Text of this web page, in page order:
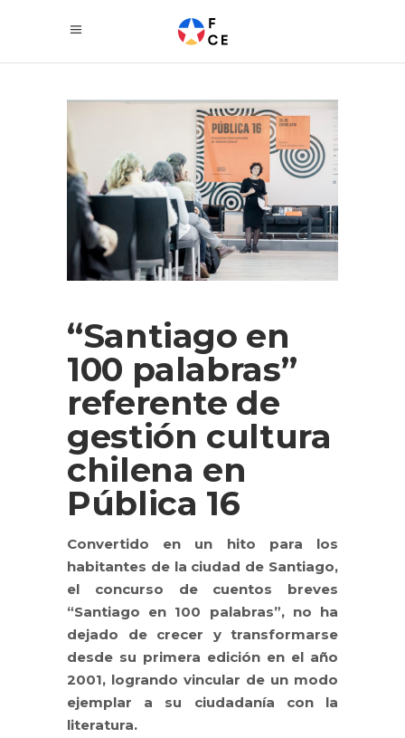
“Santiago en
100 palabras”
referente de
gestión cultura
chilena en
Pública 16
Convertido en un hito para los
habitantes de la ciudad de Santiago,
el concurso de cuentos breves
“Santiago en 100 palabras”, no ha
dejado de crecer y transformarse
desde su primera edición en el año
2001, logrando vincular de un modo
ejemplar a su ciudadanía con la
literatura.